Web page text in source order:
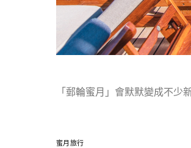
「郵輪蜜月」會默默變成不
蜜月旅行